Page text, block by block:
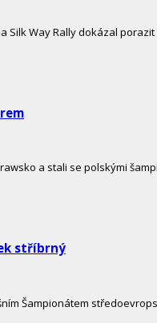
Way Rally dokázal porazit
a stali se polskými
stříbrný
Šampionátem